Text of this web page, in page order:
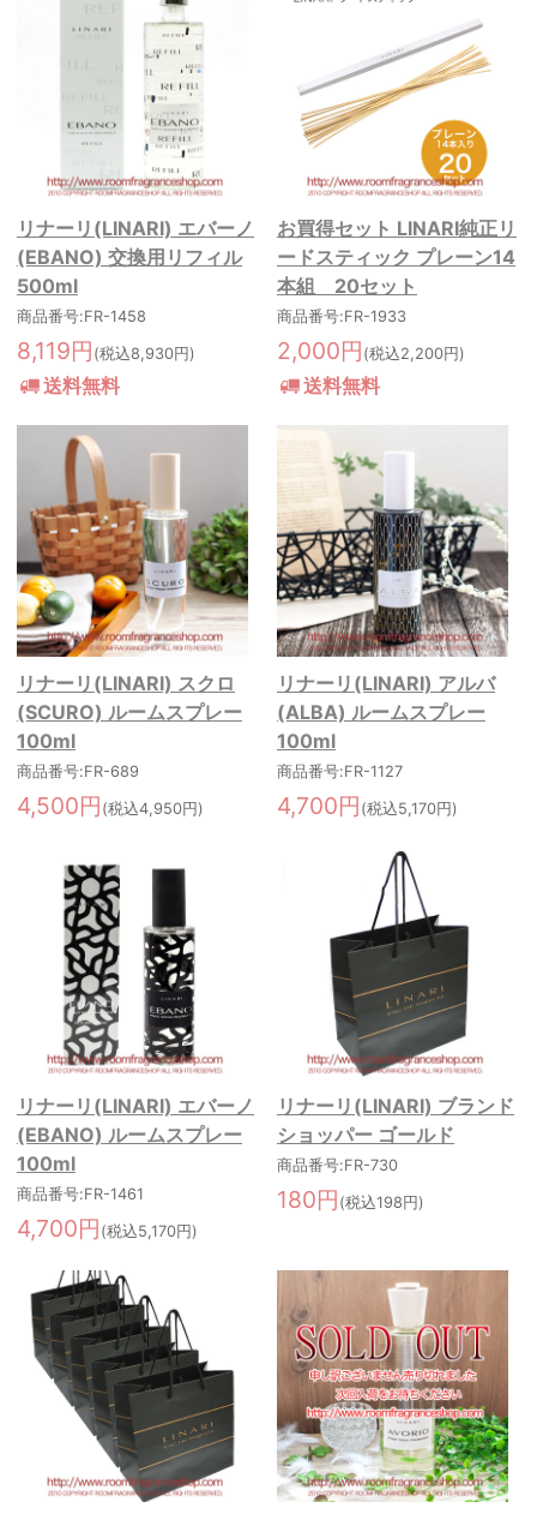
リナーリ(LINARI) エバーノ
(EBANO) 交換用リフィル
500ml
商品番号:FR-1458
8,119円 (税込8,930円)
送料無料
お買得セット LINARI純正リ
ードスティック プレーン14
本組 20セット
商品番号:FR-1933
2,000円 (税込2,200円)
送料無料
リナーリ(LINARI) スクロ
(SCURO) ルームスプレー
100ml
商品番号:FR-689
4,500円 (税込4,950円)
リナーリ(LINARI) アルバ
(ALBA) ルームスプレー
100ml
商品番号:FR-1127
4,700円 (税込5,170円)
リナーリ(LINARI) エバーノ
(EBANO) ルームスプレー
100ml
商品番号:FR-1461
4,700円 (税込5,170円)
リナーリ(LINARI) ブランド
ショッパー ゴールド
商品番号:FR-730
180円 (税込198円)